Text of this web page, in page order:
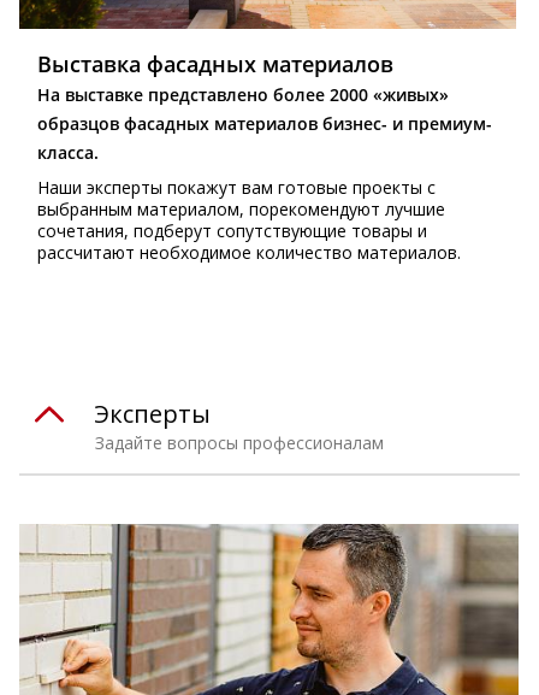
Выставка фасадных материалов
На выставке представлено более 2000 «живых»
образцов фасадных материалов бизнес- и премиум-
класса.
Наши эксперты покажут вам готовые проекты с
выбранным материалом, порекомендуют лучшие
сочетания, подберут сопутствующие товары и
рассчитают необходимое количество материалов.
Задайте вопросы профессионалам
Эксперты